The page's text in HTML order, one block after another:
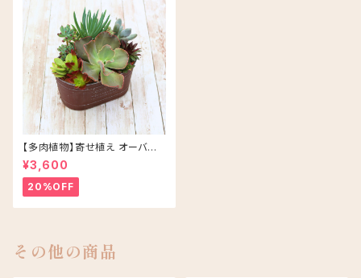
【多肉植物】寄せ植え オーバル
アソート/ブラウン
¥3,600
20%OFF
その他の商品